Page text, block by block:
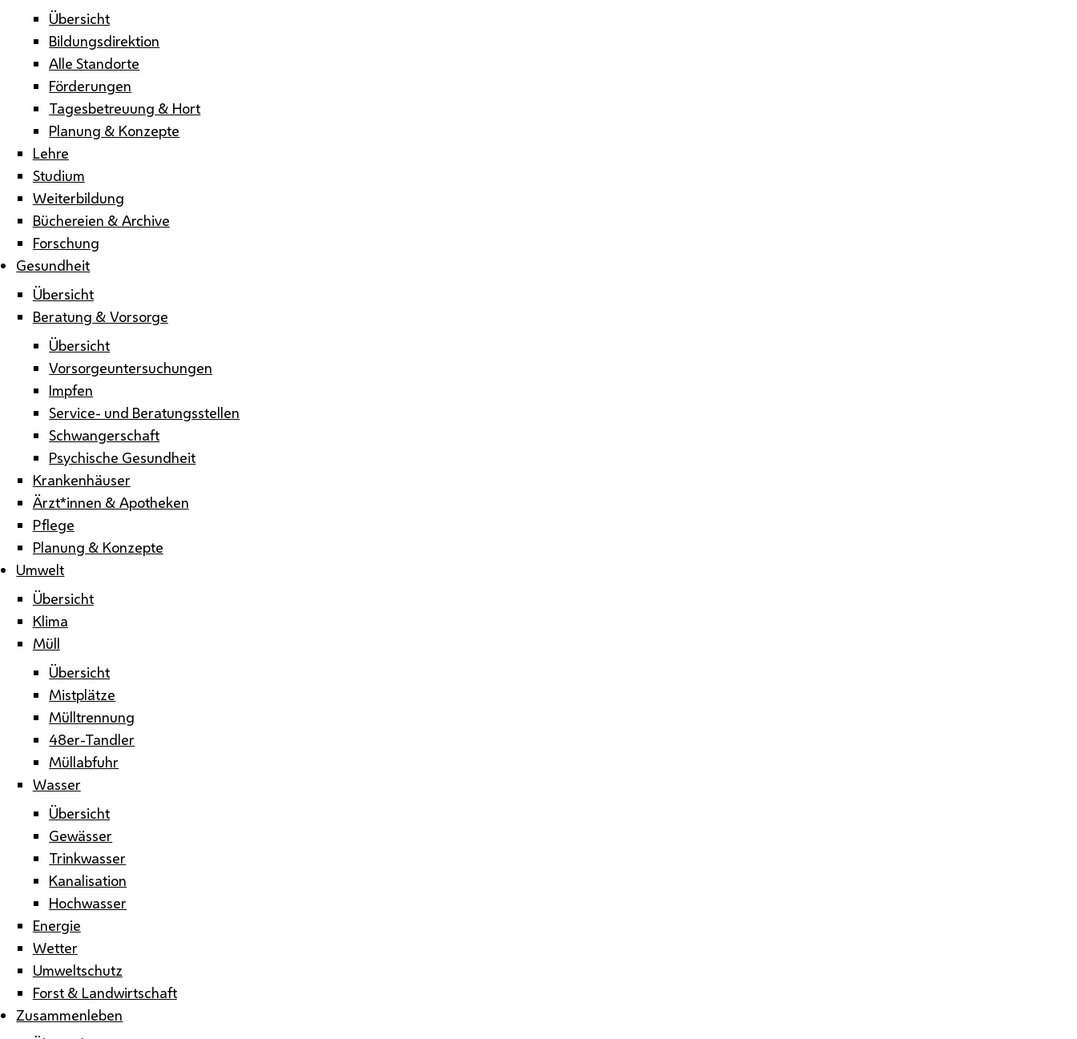
Übersicht
Bildungsdirektion
Alle Standorte
Förderungen
Tagesbetreuung & Hort
Planung & Konzepte
Lehre
Studium
Weiterbildung
Büchereien & Archive
Forschung
Gesundheit
Übersicht
Beratung & Vorsorge
Übersicht
Vorsorgeuntersuchungen
Impfen
Service- und Beratungsstellen
Schwangerschaft
Psychische Gesundheit
Krankenhäuser
Ärzt*innen & Apotheken
Pflege
Planung & Konzepte
Umwelt
Übersicht
Klima
Müll
Übersicht
Mistplätze
Mülltrennung
48er-Tandler
Müllabfuhr
Wasser
Übersicht
Gewässer
Trinkwasser
Kanalisation
Hochwasser
Energie
Wetter
Umweltschutz
Forst & Landwirtschaft
Zusammenleben